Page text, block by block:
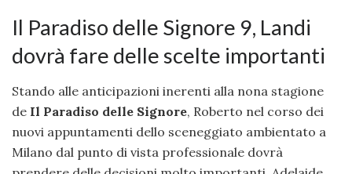
Il Paradiso delle Signore 9, Landi
dovrà fare delle scelte importanti
Stando alle anticipazioni inerenti alla nona stagione
de Il Paradiso delle Signore, Roberto nel corso dei
nuovi appuntamenti dello sceneggiato ambientato a
Milano dal punto di vista professionale dovrà